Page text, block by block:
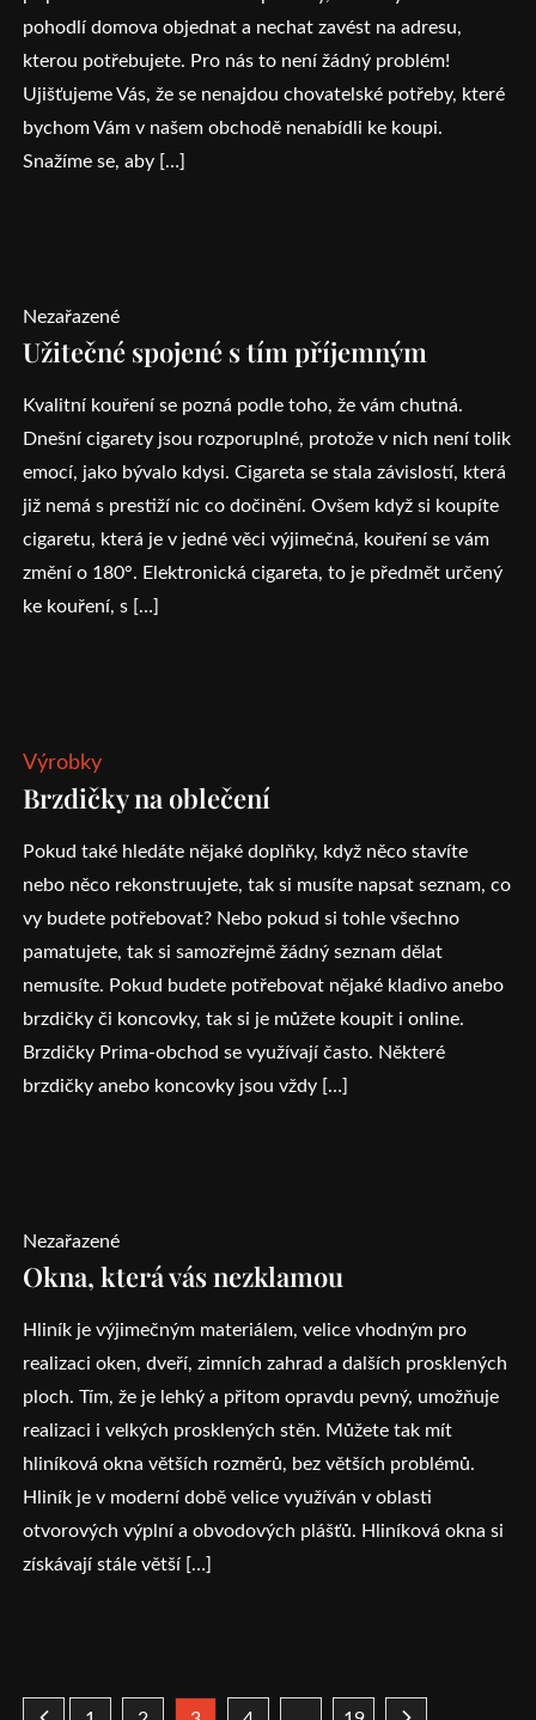
pohodlí domova objednat a nechat zavést na adresu,
kterou potřebujete. Pro nás to není žádný problém!
Ujišťujeme Vás, že se nenajdou chovatelské potřeby, které
bychom Vám v našem obchodě nenabídli ke koupi.
Snažíme se, aby […]
Nezařazené
Užitečné spojené s tím příjemným
Kvalitní kouření se pozná podle toho, že vám chutná.
Dnešní cigarety jsou rozporuplné, protože v nich není tolik
emocí, jako bývalo kdysi. Cigareta se stala závislostí, která
již nemá s prestiží nic co dočinění. Ovšem když si koupíte
cigaretu, která je v jedné věci výjimečná, kouření se vám
změní o 180°. Elektronická cigareta, to je předmět určený
ke kouření, s […]
Výrobky
Brzdičky na oblečení
Pokud také hledáte nějaké doplňky, když něco stavíte
nebo něco rekonstruujete, tak si musíte napsat seznam, co
vy budete potřebovat? Nebo pokud si tohle všechno
pamatujete, tak si samozřejmě žádný seznam dělat
nemusíte. Pokud budete potřebovat nějaké kladivo anebo
brzdičky či koncovky, tak si je můžete koupit i online.
Brzdičky Prima-obchod se využívají často. Některé
brzdičky anebo koncovky jsou vždy […]
Nezařazené
Okna, která vás nezklamou
Hliník je výjimečným materiálem, velice vhodným pro
realizaci oken, dveří, zimních zahrad a dalších prosklených
ploch. Tím, že je lehký a přitom opravdu pevný, umožňuje
realizaci i velkých prosklených stěn. Můžete tak mít
hliníková okna větších rozměrů, bez větších problémů.
Hliník je v moderní době velice využíván v oblasti
otvorových výplní a obvodových plášťů. Hliníková okna si
získávají stále větší […]